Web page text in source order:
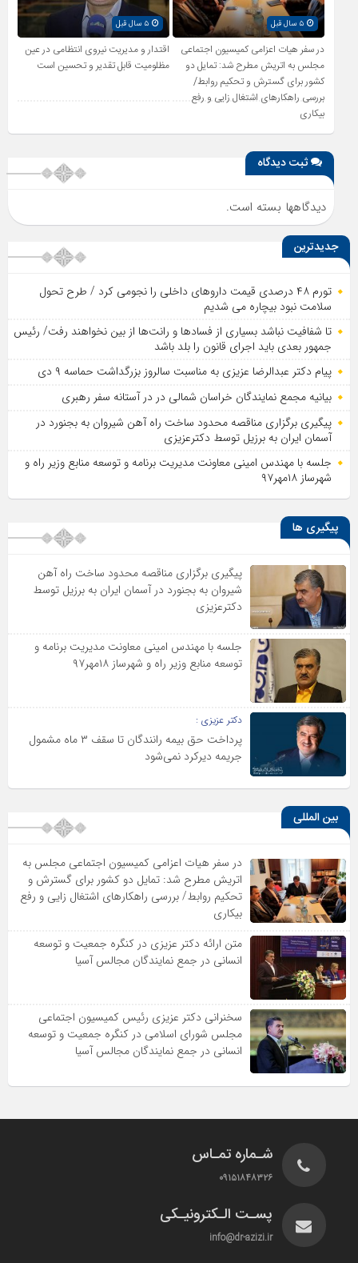
۵ سال قبل
در سفر هیات اعزامی کمیسیون اجتماعی
مجلس به اتریش مطرح شد: تمایل دو
کشور برای گسترش و تحکیم روابط/
بررسی راهکارهای اشتغال زایی و رفع
بیکاری
۵ سال قبل
اقتدار و مدیریت نیروی انتظامی در عین
مظلومیت قابل تقدیر و تحسین است
ثبت دیدگاه
دیدگاهها بسته است.
جدیدترین
تورم ۴۸ درصدی قیمت داروهای داخلی را نجومی کرد / طرح تحول
سلامت نبود بیچاره می شدیم
تا شفافیت نباشد بسیاری از فساد‌ها و رانت‌ها از بین نخواهند رفت/ رئیس
جمهور بعدی باید اجرای قانون را بلد باشد
پیام دکتر عبدالرضا عزیزی به مناسبت سالروز بزرگداشت حماسه ۹ دی
بیانیه مجمع نمایندگان خراسان شمالی در در آستانه سفر رهبری
پیگیری برگزاری مناقصه محدود ساخت راه آهن شیروان به بجنورد در
آسمان ایران به برزیل توسط دکترعزیزی
جلسه با مهندس امینی معاونت مدیریت برنامه و توسعه منابع وزیر راه و
شهرساز ۱۸مهر۹۷
پیگیری ها
پیگیری برگزاری مناقصه محدود ساخت راه آهن
شیروان به بجنورد در آسمان ایران به برزیل توسط
دکترعزیزی
جلسه با مهندس امینی معاونت مدیریت برنامه و
توسعه منابع وزیر راه و شهرساز ۱۸مهر۹۷
دکتر عزیزی :
پرداخت حق بیمه رانندگان تا سقف ۳ ماه مشمول
جریمه دیرکرد نمی‌شود
بین المللی
در سفر هیات اعزامی کمیسیون اجتماعی مجلس به
اتریش مطرح شد: تمایل دو کشور برای گسترش و
تحکیم روابط/ بررسی راهکارهای اشتغال زایی و رفع
بیکاری
متن ارائه دکتر عزیزى در کنگره جمعیت و توسعه
انسانى در جمع نمایندگان مجالس آسیا
سخنرانى دکتر عزیزى رئیس کمیسیون اجتماعى
مجلس شوراى اسلامى در کنگره جمعیت و توسعه
انسانى در جمع نمایندگان مجالس آسیا
شـماره تمـاس
۰۹۱۵۱۸۴۸۳۲۶
پسـت الـکترونیـکی
info@dr-azizi.ir